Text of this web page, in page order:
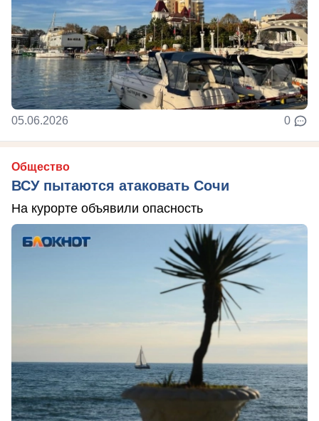
05.06.2026 0
Общество
ВСУ пытаются атаковать Сочи
На курорте объявили опасность